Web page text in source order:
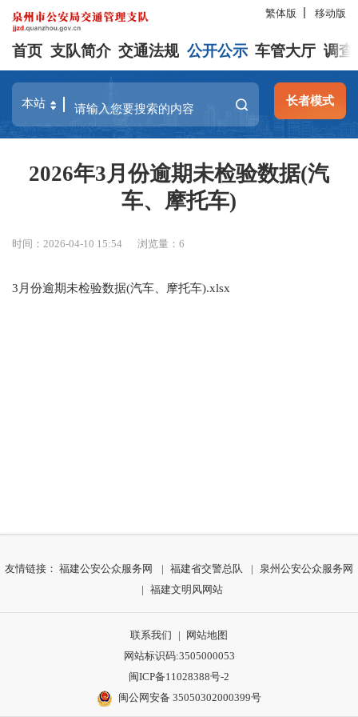
繁体版 移动版
首页 支队简介 交通法规 公开公示 车管大厅 调查
长者模式
2026年3月份逾期未检验数据(汽
车、摩托车)
时间：2026-04-10 15:54 浏览量：6
3月份逾期未检验数据(汽车、摩托车).xlsx
友情链接：福建公安公众服务网 | 福建省交警总队 |
泉州公安公众服务网
| 福建文明风网站
联系我们 |
网站地图
网站标识码:3505000053
闽ICP备11028388号-2
闽公网安备 35050302000399号